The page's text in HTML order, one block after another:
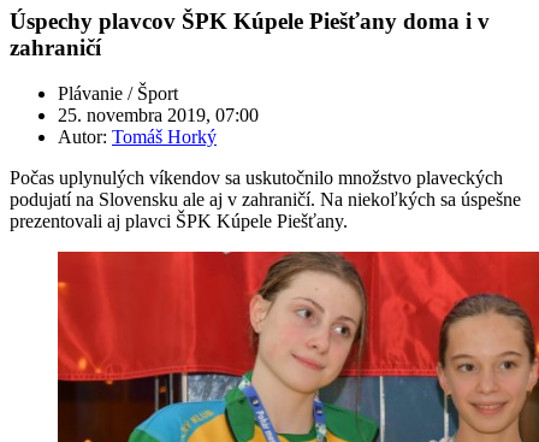
Úspechy plavcov ŠPK Kúpele Piešťany doma i v
zahraničí
Plávanie / Šport
25. novembra 2019, 07:00
Autor: Tomáš Horký
Počas uplynulých víkendov sa uskutočnilo množstvo plaveckých
podujatí na Slovensku ale aj v zahraničí. Na niekoľkých sa úspešne
prezentovali aj plavci ŠPK Kúpele Piešťany.